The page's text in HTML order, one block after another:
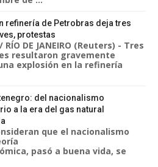
refinería de Petrobras deja tres
protestas
RÍO DE JANEIRO (Reuters) - Tres
resultaron gravemente
explosión en la refinería
del nacionalismo
a la era del gas natural
que el nacionalismo
pasó a buena vida, se